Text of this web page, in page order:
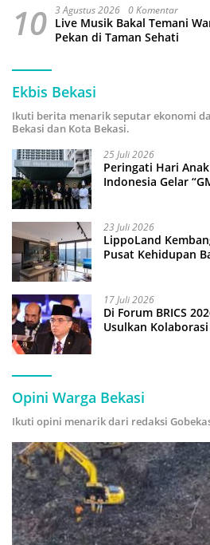
10 3 Agustus 2026 0 Komentar
Live Musik Bakal Temani
Pekan di Taman Sehati
Ekbis Bekasi
Ikuti berita menarik seputar ekonomi
Bekasi dan Kota Bekasi.
25 Juli 2026
Peringati Hari
Indonesia Gelar
23 Juli 2026
LippoLand
Pusat Kehidupan
17 Juli 2026
Di Forum BRICS
Usulkan
Opini Warga Bekasi
Ikuti opini menarik dari redaksi